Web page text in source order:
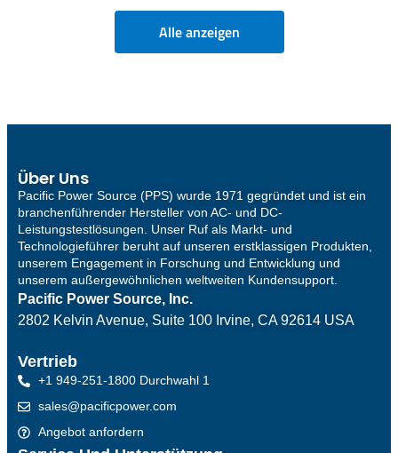
Alle anzeigen
Über Uns
Pacific Power Source (PPS) wurde 1971 gegründet und ist ein
branchenführender Hersteller von AC- und DC-
Leistungstestlösungen. Unser Ruf als Markt- und
Technologieführer beruht auf unseren erstklassigen Produkten,
unserem Engagement in Forschung und Entwicklung und
unserem außergewöhnlichen weltweiten Kundensupport.
Pacific Power Source, Inc.
2802 Kelvin Avenue, Suite 100 Irvine, CA 92614 USA
Vertrieb
+1 949-251-1800 Durchwahl 1
sales@pacificpower.com
Angebot anfordern